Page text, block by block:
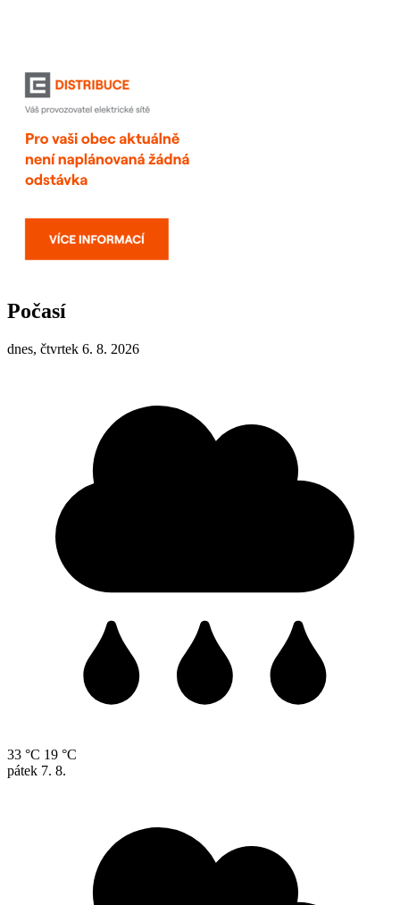
Počasí
dnes, čtvrtek 6. 8. 2026
33 °C 19 °C
pátek 7. 8.